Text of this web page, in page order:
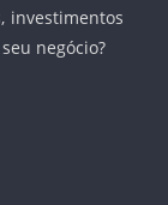
investimentos
negócio?